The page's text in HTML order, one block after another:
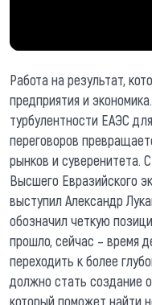
Работа на результат,
предприятия и
турбулентности ЕАЭС
переговоров
рынков и суверенитета.
Высшего Евразийского
выступил Александр
обозначил четкую
прошло, сейчас – время
переходить к более
должно стать создание
который поможет найти